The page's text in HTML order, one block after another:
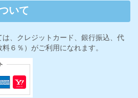
いて
、クレジットカード、銀行振込、代
６％）がご利用になれます。